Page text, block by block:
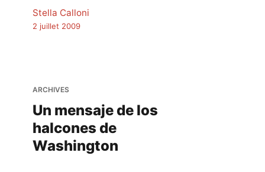
Stella Calloni
2 juillet 2009
ARCHIVES
Un mensaje de los
halcones de
Washington